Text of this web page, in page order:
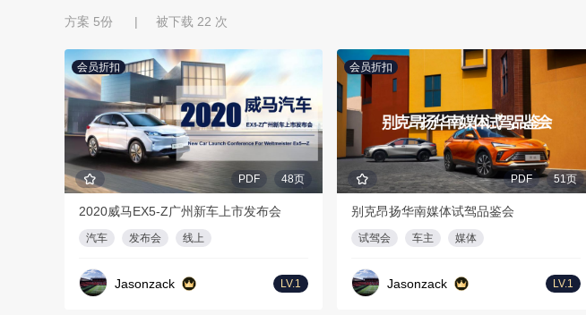
方案 5份 | 被下载 22 次
会员折扣
PDF 48页
2020威马EX5-Z广州新车上市发布会
汽车 发布会 线上
Jasonzack LV.1
会员折扣
PDF 51页
别克昂扬华南媒体试驾品鉴会
试驾会 车主 媒体
Jasonzack LV.1